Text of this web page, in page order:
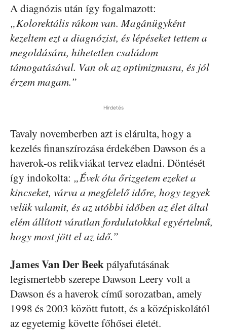
A diagnózis után így fogalmazott:
„Kolorektális rákom van. Magánügyként
kezeltem ezt a diagnózist, és lépéseket tettem a
megoldására, hihetetlen családom
támogatásával. Van ok az optimizmusra, és jól
érzem magam.”
Hirdetés
Tavaly novemberben azt is elárulta, hogy a
kezelés finanszírozása érdekében Dawson és a
haverok-os relikviákat tervez eladni. Döntését
így indokolta: „Évek óta őrizgetem ezeket a
kincseket, várva a megfelelő időre, hogy tegyek
velük valamit, és az utóbbi időben az élet által
elém állított váratlan fordulatokkal egyértelmű,
hogy most jött el az idő.”
James Van Der Beekpályafutásának
legismertebb szerepe Dawson Leery volt a
Dawson és a haverok című sorozatban, amely
1998 és 2003 között futott, és a középiskolától
az egyetemig követte főhősei életét.